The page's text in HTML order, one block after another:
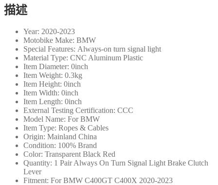
2020-
2023
描述
Year: 2020-2023
Motobike Make: BMW
Special Features: Always-on turn signal light
Material Type: CNC Aluminum Plastic
Item Diameter: 0inch
Item Weight: 0.3kg
Item Height: 0inch
Item Width: 0inch
Item Length: 0inch
External Testing Certification: CCC
Model Name: For BMW
Item Type: Ropes & Cables
Origin: Mainland China
Condition: 100% Brand
Color: Transparent Black Red
Quantity: 1 Pair Always On Turn Signal Light Brake Clutch
Lever
Fitment: For BMW C400GT C400X 2020-2023